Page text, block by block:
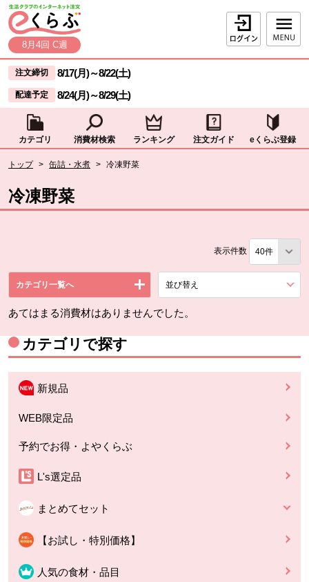
ページの先頭です。
本文へジャンプする。
8月4回 C週
ログイン
ここからサイト内共通メニューです。
サイト内共通メニューをスキップする
注文締切 8/17(月)～8/22(土)
配達予定 8/24(月)～8/29(土)
カテゴリ 消費材検索 ランキング 注文ガイド eくらぶ登録
トップ > 缶詰・水煮 > 冷凍野菜
冷凍野菜
表示件数
カテゴリ一覧へ 並び替え
あてはまる消費材はありませんでした。
カテゴリで探す
新規品
WEB限定品
予約でお得・よやくらぶ
L's選定品
まとめてセット
【お試し・特別価格】
人気の食材・品目